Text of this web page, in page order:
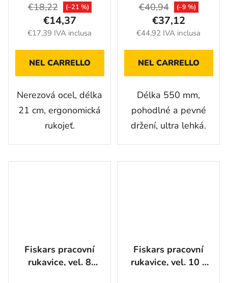
€17,39 IVA inclusa
€14,37
€18,22 (–21 %)
NEL CARRELLO
Nerezová ocel, délka
21 cm, ergonomická
rukojeť.
€44,92 IVA inclusa
€37,12
€40,94 (–9 %)
NEL CARRELLO
Délka 550 mm,
pohodlné a pevné
držení, ultra lehká.
Fiskars pracovní
rukavice, vel. 8
Fiskars pracovní
rukavice, vel. 10 -